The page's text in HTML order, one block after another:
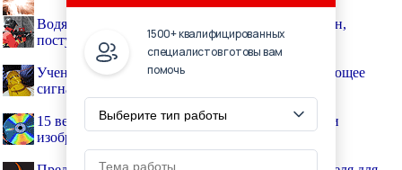
Водяной пистолетик, способный прорезать бетон,
поступил на вооружение пожарных
Ученые изобрели гибкое устройство, преобразующее
сигналы Wi-Fi в электричество
15 вещей, которые должны были стать великими
изобретениями, но этого не случилось
1500+ квалифицированных
специалистов готовы вам
помочь